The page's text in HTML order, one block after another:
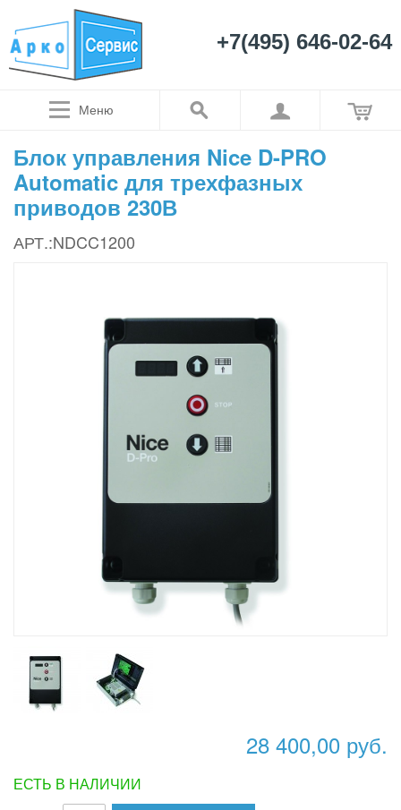
+7(495) 646-02-64
Меню
Блок управления Nice D-PRO
Automatic для трехфазных
приводов 230В
АРТ.:NDCC1200
28 400,00 руб.
ЕСТЬ В НАЛИЧИИ